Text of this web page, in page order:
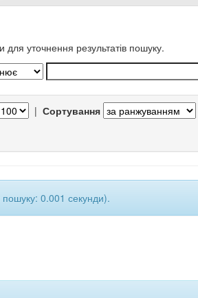
для уточнення результатів пошуку.
| Сортування
пошуку: 0.001 секунди).